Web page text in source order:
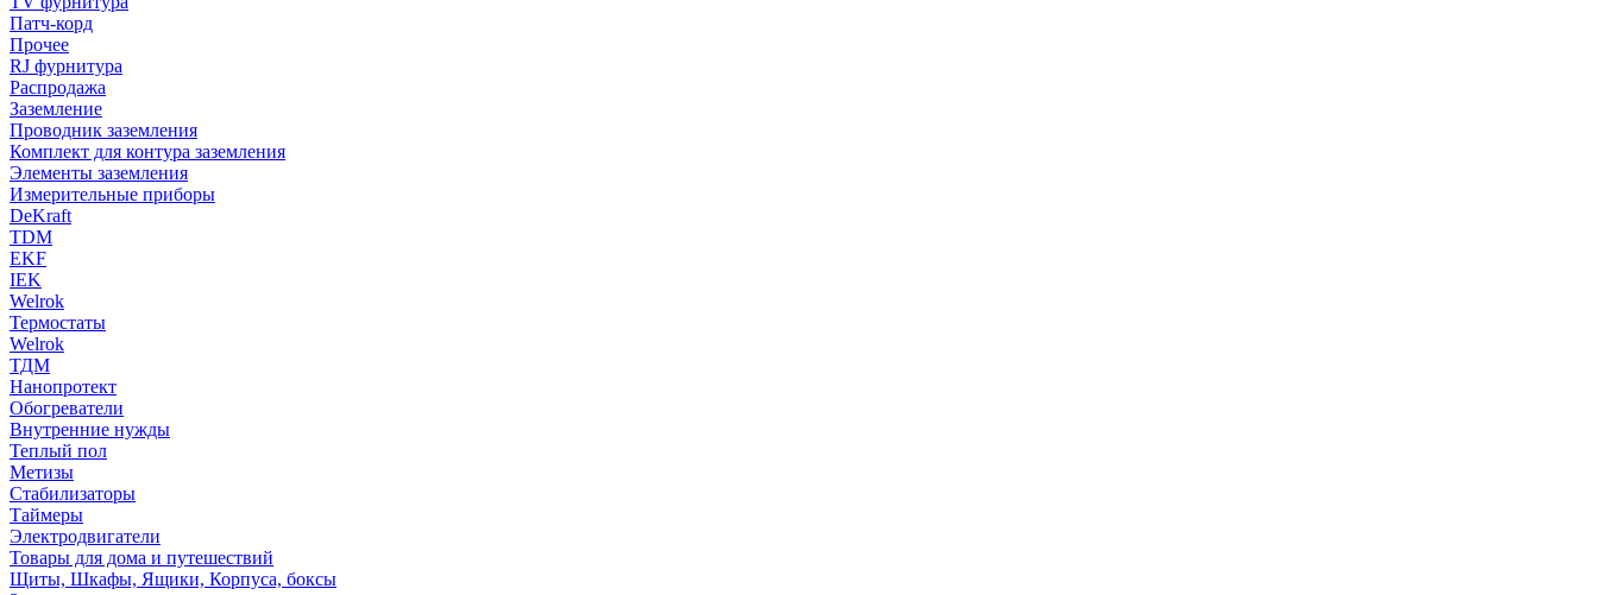
Патч-корд
Прочее
RJ фурнитура
Распродажа
Заземление
Проводник заземления
Комплект для контура заземления
Элементы заземления
Измерительные приборы
DeKraft
TDM
EKF
IEK
Welrok
Термостаты
Welrok
ТДМ
Нанопротект
Обогреватели
Внутренние нужды
Теплый пол
Метизы
Стабилизаторы
Таймеры
Электродвигатели
Товары для дома и путешествий
Щиты, Шкафы, Ящики, Корпуса, боксы